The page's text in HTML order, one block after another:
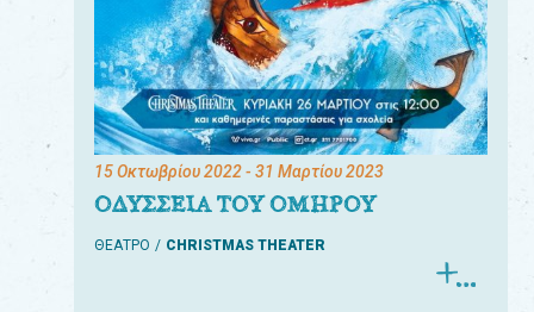
15 Οκτωβρίου 2022- 31 Μαρτίου 2023
ΟΔΥΣΣΕΙΑ ΤΟΥ ΟΜΗΡΟΥ
ΘΕΑΤΡΟ CHRISTMAS THEATER